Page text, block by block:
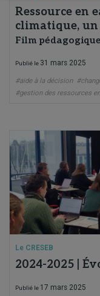
Ressource en
climatique,
Film pédagogique
Publié le 31 mars 2025
#aide à la décision
#gestion des ressources
Le CRESEB
2024-2025 |
Publié le 17 mars 2025